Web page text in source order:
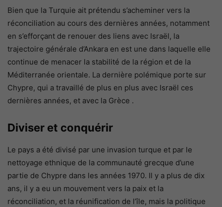
Bien que la Turquie ait prétendu s’acheminer vers la
réconciliation au cours des dernières années, notamment
en s’efforçant de renouer des liens avec Israël, la
trajectoire générale d’Ankara en est une dans laquelle elle
continue de menacer la stabilité de la région et de la
Méditerranée orientale. La dernière polémique porte sur
Chypre, qui a travaillé de plus en plus avec Israël ces
dernières années, et avec la Grèce .
Diviser et conquérir
Le pays a été divisé par une invasion turque et par le
nettoyage ethnique de la communauté grecque d’une
partie de Chypre dans les années 1970. Il y a plus de dix
ans, il y a eu un mouvement vers la paix et la
réconciliation, et la réunification de l’île, mais la politique